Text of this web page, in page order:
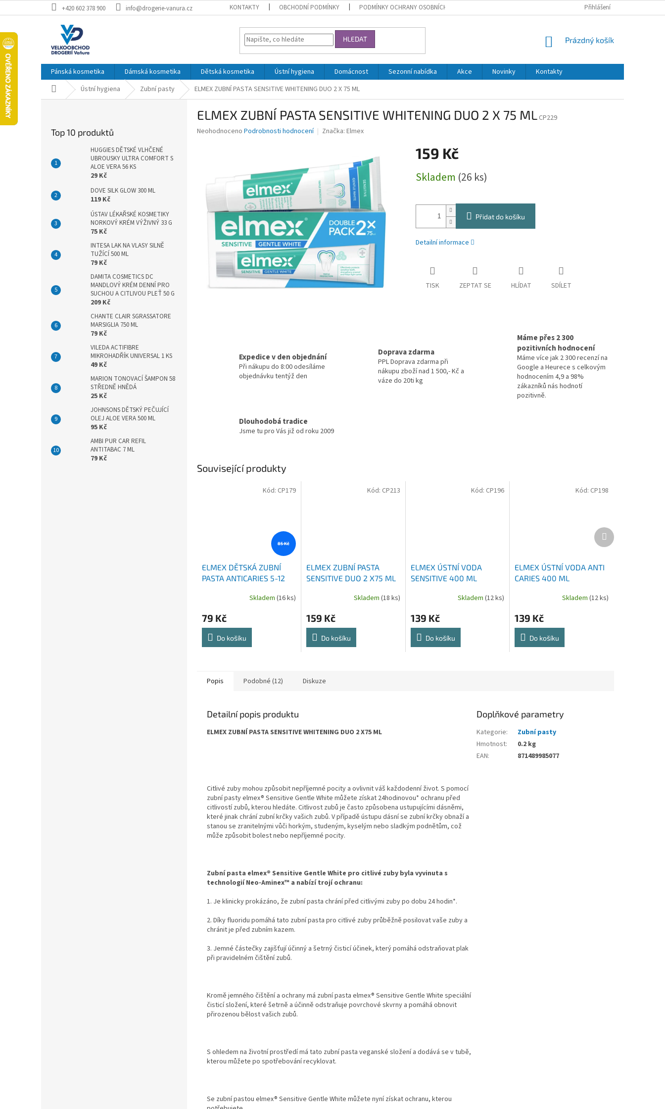
na
+420 602 378 900 info@drogerie-vanura.cz KONTAKTY OBCHODNÍ PODMÍNKY PODMÍNKY OCHRANY OSOBNÍCH ÚDAJŮ Přihlášení
HLEDAT
NÁKUPNÍ
Prázdný košík
Pánská kosmetika Dámská kosmetika Dětská kosmetika Ústní hygiena Domácnost Sezonní nabídka Akce Novinky
Kontakty
Domů Ústní hygiena Zubní pasty ELMEX ZUBNÍ PASTA SENSITIVE WHITENING DUO 2 X 75 ML
Top 10 produktů
HUGGIES DĚTSKÉ VLHČENÉ
UBROUSKY ULTRA COMFORT S
ALOE VERA 56 KS
29 Kč
DOVE SILK GLOW 300 ML
119 Kč
ÚSTAV LÉKAŘSKÉ KOSMETIKY
NORKOVÝ KRÉM VÝŽIVNÝ 33 G
75 Kč
INTESA LAK NA VLASY SILNĚ
TUŽÍCÍ 500 ML
79 Kč
DAMITA COSMETICS DC
MANDLOVÝ KRÉM DENNÍ PRO
SUCHOU A CITLIVOU PLEŤ 50 G
209 Kč
CHANTE CLAIR SGRASSATORE
MARSIGLIA 750 ML
79 Kč
VILEDA ACTIFIBRE
MIKROHADŘÍK UNIVERSAL 1 KS
49 Kč
MARION TONOVACÍ ŠAMPON 58
STŘEDNĚ HNĚDÁ
25 Kč
JOHNSONS DĚTSKÝ PEČUJÍCÍ
OLEJ ALOE VERA 500 ML
95 Kč
AMBI PUR CAR REFIL
ANTITABAC 7 ML
79 Kč
ELMEX ZUBNÍ PASTA SENSITIVE WHITENING DUO 2 X 75 ML CP229
Průměrné
hvězdiček.
Neohodnoceno Podrobnosti hodnocení Značka: Elmex
159 Kč
cena:
Skladem (26 ks)
Přidat do košíku
Detailní informace
TISK ZEPTAT SE HLÍDAT SDÍLET
Expedice v den objednání
Při nákupu do 8:00 odesíláme
objednávku tentýž den
Doprava zdarma
PPL Doprava zdarma při
nákupu zboží nad 1 500,- Kč a
váze do 20ti kg
Máme přes 2 300
pozitivních hodnocení
Máme více jak 2 300 recenzí na
Google a Heurece s celkovým
hodnocením 4,9 a 98%
zákazníků nás hodnotí
pozitivně.
Dlouhodobá tradice
Jsme tu pro Vás již od roku 2009
Související produkty
85 Kč
ELMEX DĚTSKÁ ZUBNÍ
PASTA ANTICARIES 5-12
Skladem (16 ks)
79 Kč
Do košíku
Kód: CP179
ELMEX ZUBNÍ PASTA
SENSITIVE DUO 2 X75 ML
Skladem (18 ks)
159 Kč
Do košíku
Kód: CP213
ELMEX ÚSTNÍ VODA
SENSITIVE 400 ML
Skladem(12 ks)
139 Kč
Do košíku
Kód: CP196
ELMEX ÚSTNÍ VODA ANTI
CARIES 400 ML
Skladem (12 ks)
139 Kč
Do košíku
Kód: CP198
Další
produkt
Popis Podobné (12) Diskuze
Detailní popis produktu
ELMEX ZUBNÍ PASTA SENSITIVE WHITENING DUO 2 X75 ML
Citlivé zuby mohou způsobit nepříjemné pocity a ovlivnit váš každodenní život. S pomocí
zubní pasty elmex® Sensitive Gentle White můžete získat 24hodinovou* ochranu před
citlivostí zubů, kterou hledáte. Citlivost zubů je často způsobena ustupujícími dásněmi,
které jinak chrání zubní krčky vašich zubů. V případě ústupu dásní se zubní krčky obnaží a
stanou se zranitelnými vůči horkým, studeným, kyselým nebo sladkým podnětům, což
může způsobit bolest nebo nepříjemné pocity.
Zubní pasta elmex® Sensitive Gentle White pro citlivé zuby byla vyvinuta s
technologií Neo-Aminex™ a nabízí trojí ochranu:
1. Je klinicky prokázáno, že zubní pasta chrání před citlivými zuby po dobu 24 hodin*.
2. Díky fluoridu pomáhá tato zubní pasta pro citlivé zuby průběžně posilovat vaše zuby a
chránit je před zubním kazem.
3. Jemné částečky zajišťují účinný a šetrný čisticí účinek, který pomáhá odstraňovat plak
při pravidelném čištění zubů.
Kromě jemného čištění a ochrany má zubní pasta elmex® Sensitive Gentle White speciální
čisticí složení, které šetrně a účinně odstraňuje povrchové skvrny a pomáhá obnovit
přirozenou bělost vašich zubů.
S ohledem na životní prostředí má tato zubní pasta veganské složení a dodává se v tubě,
kterou můžete po spotřebování recyklovat.
Se zubní pastou elmex® Sensitive Gentle White můžete nyní získat ochranu, kterou
Doplňkové parametry
Kategorie:
Zubní pasty
Hmotnost:
0.2 kg
EAN: 871489985077